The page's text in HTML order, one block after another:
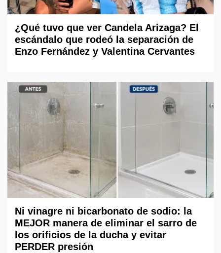
¿Qué tuvo que ver Candela Arizaga? El
escándalo que rodeó la separación de
Enzo Fernández y Valentina Cervantes
Ni vinagre ni bicarbonato de sodio: la
MEJOR manera de eliminar el sarro de
los orificios de la ducha y evitar
PERDER presión